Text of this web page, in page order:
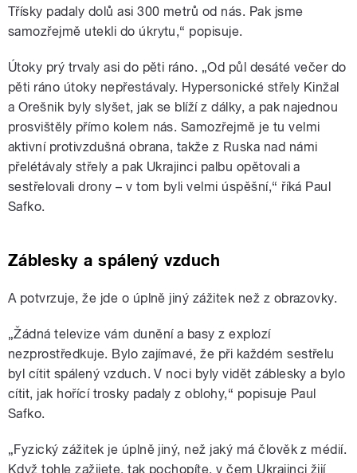
Třísky padaly dolů asi 300 metrů od nás. Pak jsme
samozřejmě utekli do úkrytu,“ popisuje.
Útoky prý trvaly asi do pěti ráno. „Od půl desáté večer do
pěti ráno útoky nepřestávaly. Hypersonické střely Kinžal
a Orešnik byly slyšet, jak se blíží z dálky, a pak najednou
prosvištěly přímo kolem nás. Samozřejmě je tu velmi
aktivní protivzdušná obrana, takže z Ruska nad námi
přelétávaly střely a pak Ukrajinci palbu opětovali a
sestřelovali drony – v tom byli velmi úspěšní,“ říká Paul
Safko.
Záblesky a spálený vzduch
A potvrzuje, že jde o úplně jiný zážitek než z obrazovky.
„Žádná televize vám dunění a basy z explozí
nezprostředkuje. Bylo zajímavé, že při každém sestřelu
byl cítit spálený vzduch. V noci byly vidět záblesky a bylo
cítit, jak hořící trosky padaly z oblohy,“ popisuje Paul
Safko.
„Fyzický zážitek je úplně jiný, než jaký má člověk z médií.
Když tohle zažijete, tak pochopíte, v čem Ukrajinci žijí